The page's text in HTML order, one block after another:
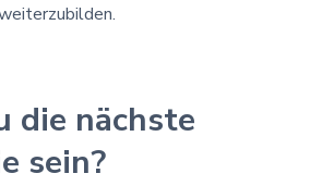
die nächste
sein?